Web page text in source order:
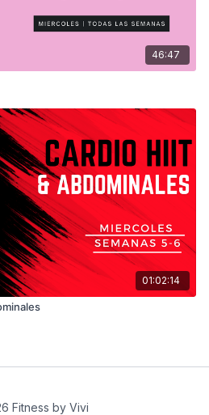
46:47
01:02:14
Fitness by Vivi